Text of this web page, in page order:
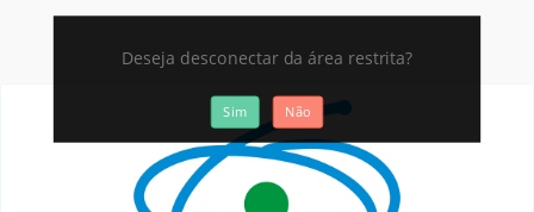
Deseja desconectar da área restrita?
Sim Não